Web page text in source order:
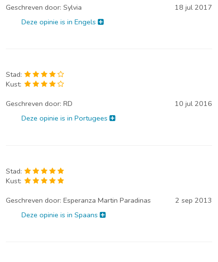
Geschreven door: Sylvia
18 jul 2017
Deze opinie is in Engels
Stad:
Kust:
Geschreven door: RD
10 jul 2016
Deze opinie is in Portugees
Stad:
Kust:
Geschreven door: Esperanza Martin Paradinas
2 sep 2013
Deze opinie is in Spaans